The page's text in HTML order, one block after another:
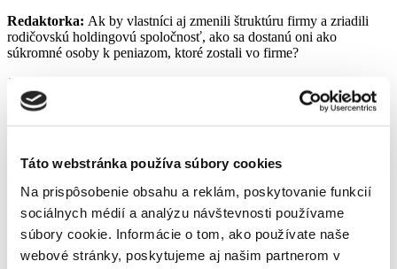
Táto webstránka používa súbory cookies
Na prispôsobenie obsahu a reklám, poskytovanie funkcií
sociálnych médií a analýzu návštevnosti používame
súbory cookie. Informácie o tom, ako používate naše
webové stránky, poskytujeme aj našim partnerom v
Redaktorka: Ak by vlastníci aj zmenili štruktúru firmy a zriadili
rodičovskú holdingovú spoločnosť, ako sa dostanú oni ako
súkromné osoby k peniazom, ktoré zostali vo firme?
JUDr. Peter Vrábel:
netrpezliví, tak tie peniaze prichádzajú ako majetok do firmy,
a môžu ich použiť na firemné reinvestície. V Estónsku to majú
oslobodené od dane z príjmov, uvidíme, ako to bude u nás. Ak sú
za predaj svojej dcéry, môžu na valnom zhromaždení rozhodnúť
vlastníci majú potom koncové daňové zaťaženie tak, že je to nula
percent na materskej spoločnosti a sedem percent pre nich, ako
na dividendách. Čiže nula plus sedem percent, už bez povinnosti
platiť zdravotné odvody, je veľmi priaznivý daňový štít.